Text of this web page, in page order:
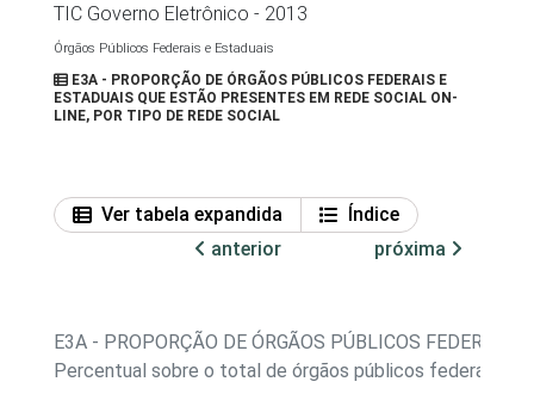
TIC Governo Eletrônico - 2013
Órgãos Públicos Federais e Estaduais
E3A - PROPORÇÃO DE ÓRGÃOS PÚBLICOS FEDERAIS E
ESTADUAIS QUE ESTÃO PRESENTES EM REDE SOCIAL ON-
LINE, POR TIPO DE REDE SOCIAL
Ver tabela expandida
Índice
anterior
próxima
E3A - PROPORÇÃO DE ÓRGÃOS PÚBLICOS FEDERAIS
Percentual sobre o total de órgãos públicos federais e